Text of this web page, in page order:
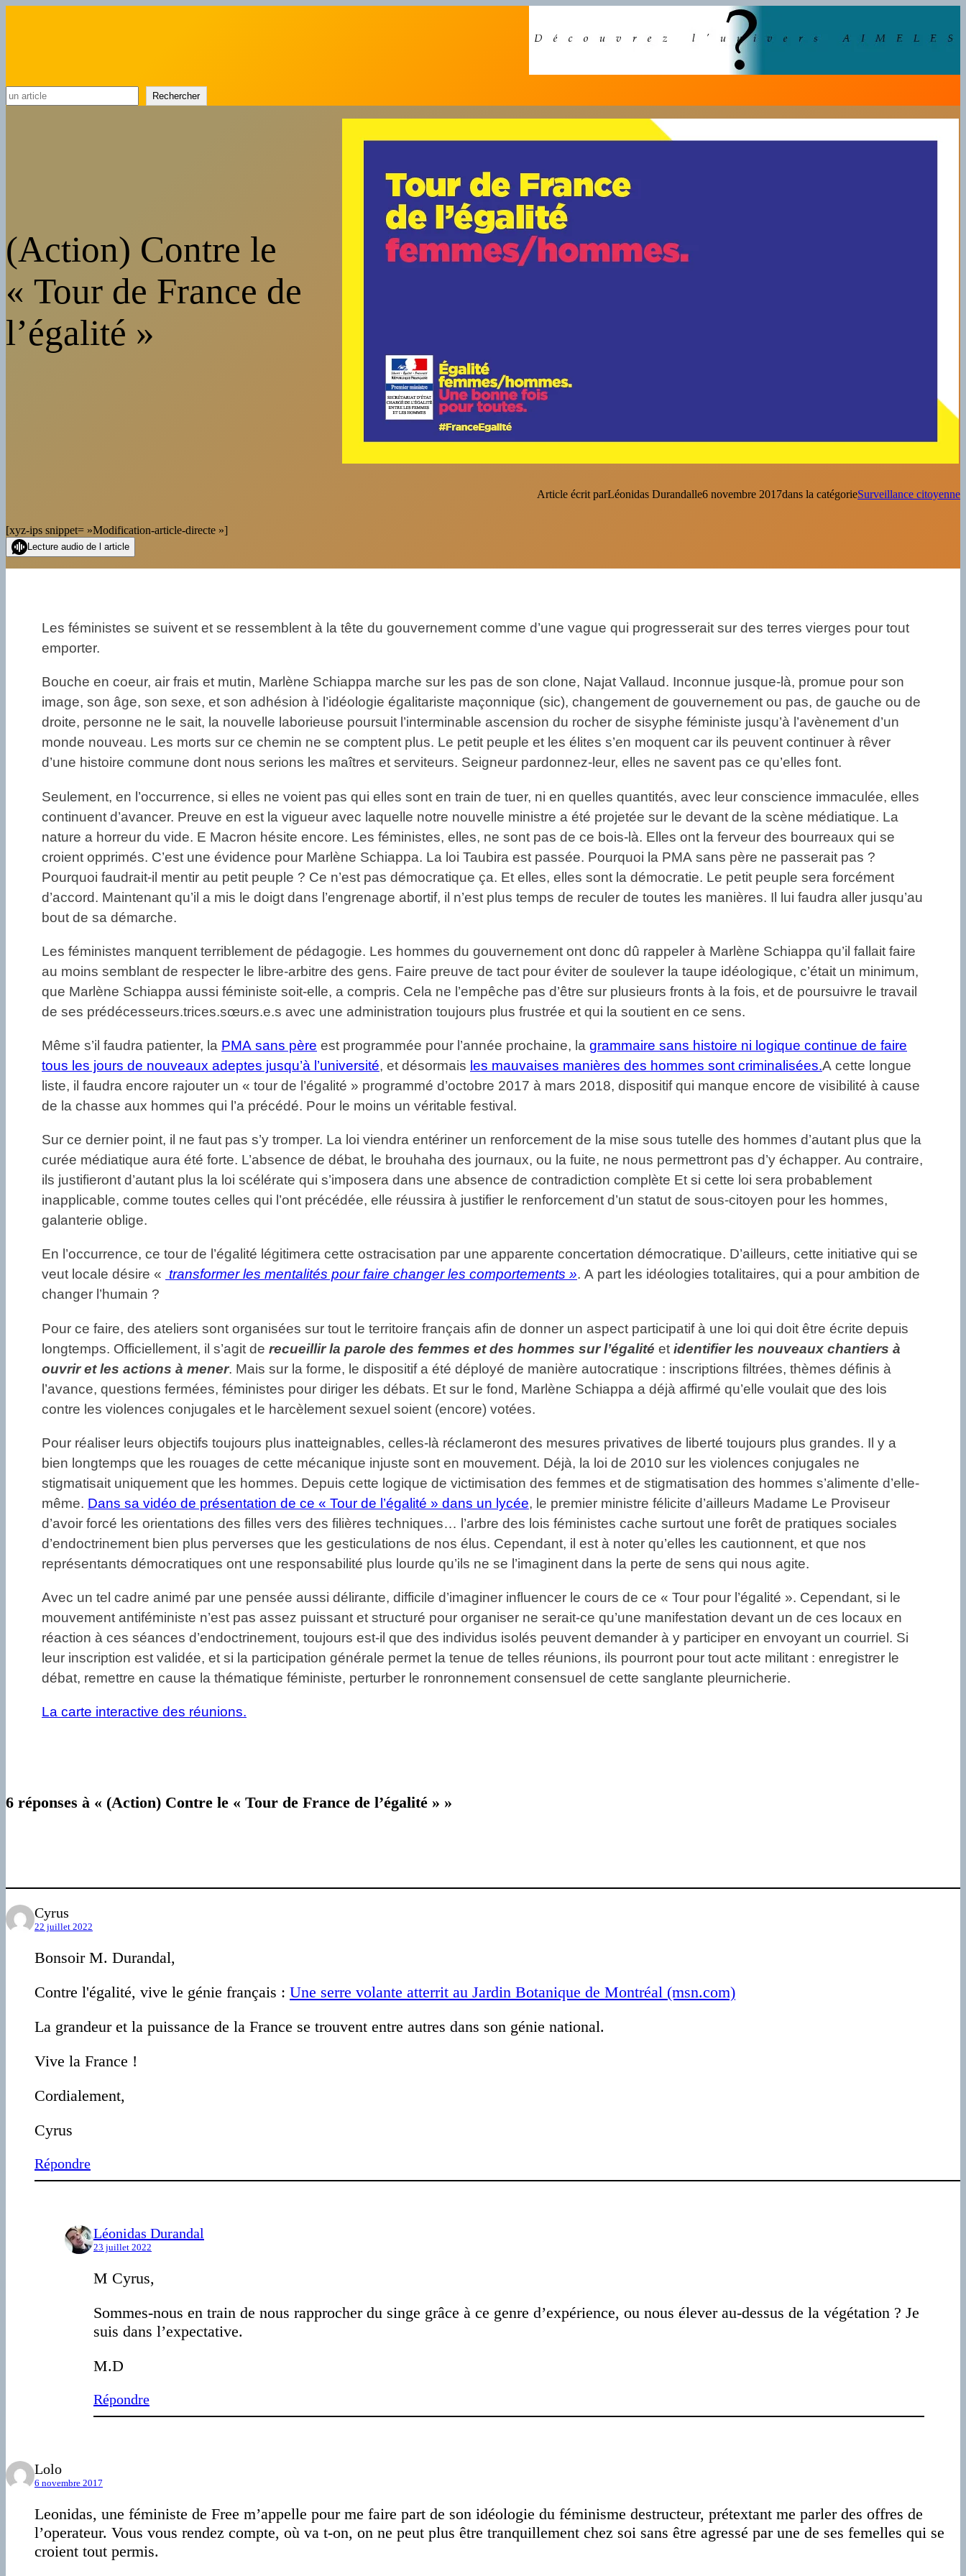
Rechercher
(Action) Contre le
« Tour de France de
l’égalité »
Article écrit parLéonidas Durandalle6 novembre 2017dans la catégorieSurveillance citoyenne
[xyz-ips snippet= »Modification-article-directe »]
Lecture audio de l article
Les féministes se suivent et se ressemblent à la tête du gouvernement comme d’une vague qui progresserait sur des terres vierges pour tout
emporter.
Bouche en coeur, air frais et mutin, Marlène Schiappa marche sur les pas de son clone, Najat Vallaud. Inconnue jusque-là, promue pour son
image, son âge, son sexe, et son adhésion à l’idéologie égalitariste maçonnique (sic), changement de gouvernement ou pas, de gauche ou de
droite, personne ne le sait, la nouvelle laborieuse poursuit l’interminable ascension du rocher de sisyphe féministe jusqu’à l’avènement d’un
monde nouveau. Les morts sur ce chemin ne se comptent plus. Le petit peuple et les élites s’en moquent car ils peuvent continuer à rêver
d’une histoire commune dont nous serions les maîtres et serviteurs. Seigneur pardonnez-leur, elles ne savent pas ce qu’elles font.
Seulement, en l’occurrence, si elles ne voient pas qui elles sont en train de tuer, ni en quelles quantités, avec leur conscience immaculée, elles
continuent d’avancer. Preuve en est la vigueur avec laquelle notre nouvelle ministre a été projetée sur le devant de la scène médiatique. La
nature a horreur du vide. E Macron hésite encore. Les féministes, elles, ne sont pas de ce bois-là. Elles ont la ferveur des bourreaux qui se
croient opprimés. C’est une évidence pour Marlène Schiappa. La loi Taubira est passée. Pourquoi la PMA sans père ne passerait pas ?
Pourquoi faudrait-il mentir au petit peuple ? Ce n’est pas démocratique ça. Et elles, elles sont la démocratie. Le petit peuple sera forcément
d’accord. Maintenant qu’il a mis le doigt dans l’engrenage abortif, il n’est plus temps de reculer de toutes les manières. Il lui faudra aller jusqu’au
bout de sa démarche.
Les féministes manquent terriblement de pédagogie. Les hommes du gouvernement ont donc dû rappeler à Marlène Schiappa qu’il fallait faire
au moins semblant de respecter le libre-arbitre des gens. Faire preuve de tact pour éviter de soulever la taupe idéologique, c’était un minimum,
que Marlène Schiappa aussi féministe soit-elle, a compris. Cela ne l’empêche pas d’être sur plusieurs fronts à la fois, et de poursuivre le travail
de ses prédécesseurs.trices.sœurs.e.s avec une administration toujours plus frustrée et qui la soutient en ce sens.
Même s’il faudra patienter, la PMA sans père est programmée pour l’année prochaine, la grammaire sans histoire ni logique continue de faire
tous les jours de nouveaux adeptes jusqu’à l’université, et désormais les mauvaises manières des hommes sont criminalisées.A cette longue
liste, il faudra encore rajouter un « tour de l’égalité » programmé d’octobre 2017 à mars 2018, dispositif qui manque encore de visibilité à cause
de la chasse aux hommes qui l’a précédé. Pour le moins un véritable festival.
Sur ce dernier point, il ne faut pas s’y tromper. La loi viendra entériner un renforcement de la mise sous tutelle des hommes d’autant plus que la
curée médiatique aura été forte. L’absence de débat, le brouhaha des journaux, ou la fuite, ne nous permettront pas d’y échapper. Au contraire,
ils justifieront d’autant plus la loi scélérate qui s’imposera dans une absence de contradiction complète Et si cette loi sera probablement
inapplicable, comme toutes celles qui l’ont précédée, elle réussira à justifier le renforcement d’un statut de sous-citoyen pour les hommes,
galanterie oblige.
En l’occurrence, ce tour de l’égalité légitimera cette ostracisation par une apparente concertation démocratique. D’ailleurs, cette initiative qui se
veut locale désire « transformer les mentalités pour faire changer les comportements ». A part les idéologies totalitaires, qui a pour ambition de
changer l’humain ?
Pour ce faire, des ateliers sont organisées sur tout le territoire français afin de donner un aspect participatif à une loi qui doit être écrite depuis
longtemps. Officiellement, il s’agit de recueillir la parole des femmes et des hommes sur l’égalité et identifier les nouveaux chantiers à
ouvrir et les actions à mener. Mais sur la forme, le dispositif a été déployé de manière autocratique : inscriptions filtrées, thèmes définis à
l’avance, questions fermées, féministes pour diriger les débats. Et sur le fond, Marlène Schiappa a déjà affirmé qu’elle voulait que des lois
contre les violences conjugales et le harcèlement sexuel soient (encore) votées.
Pour réaliser leurs objectifs toujours plus inatteignables, celles-là réclameront des mesures privatives de liberté toujours plus grandes. Il y a
bien longtemps que les rouages de cette mécanique injuste sont en mouvement. Déjà, la loi de 2010 sur les violences conjugales ne
stigmatisait uniquement que les hommes. Depuis cette logique de victimisation des femmes et de stigmatisation des hommes s’alimente d’elle-
même. Dans sa vidéo de présentation de ce « Tour de l’égalité » dans un lycée, le premier ministre félicite d’ailleurs Madame Le Proviseur
d’avoir forcé les orientations des filles vers des filières techniques… l’arbre des lois féministes cache surtout une forêt de pratiques sociales
d’endoctrinement bien plus perverses que les gesticulations de nos élus. Cependant, il est à noter qu’elles les cautionnent, et que nos
représentants démocratiques ont une responsabilité plus lourde qu’ils ne se l’imaginent dans la perte de sens qui nous agite.
Avec un tel cadre animé par une pensée aussi délirante, difficile d’imaginer influencer le cours de ce « Tour pour l’égalité ». Cependant, si le
mouvement antiféministe n’est pas assez puissant et structuré pour organiser ne serait-ce qu’une manifestation devant un de ces locaux en
réaction à ces séances d’endoctrinement, toujours est-il que des individus isolés peuvent demander à y participer en envoyant un courriel. Si
leur inscription est validée, et si la participation générale permet la tenue de telles réunions, ils pourront pour tout acte militant : enregistrer le
débat, remettre en cause la thématique féministe, perturber le ronronnement consensuel de cette sanglante pleurnicherie.
La carte interactive des réunions.
6 réponses à « (Action) Contre le « Tour de France de l’égalité » »
Cyrus
22 juillet 2022
Bonsoir M. Durandal,
Contre l'égalité, vive le génie français : Une serre volante atterrit au Jardin Botanique de Montréal (msn.com)
La grandeur et la puissance de la France se trouvent entre autres dans son génie national.
Vive la France !
Cordialement,
Cyrus
Répondre
Léonidas Durandal
23 juillet 2022
M Cyrus,
Sommes-nous en train de nous rapprocher du singe grâce à ce genre d’expérience, ou nous élever au-dessus de la végétation ? Je
suis dans l’expectative.
M.D
Répondre
Lolo
6 novembre 2017
Leonidas, une féministe de Free m’appelle pour me faire part de son idéologie du féminisme destructeur, prétextant me parler des offres de
l’operateur. Vous vous rendez compte, où va t-on, on ne peut plus être tranquillement chez soi sans être agressé par une de ses femelles qui se
croient tout permis.